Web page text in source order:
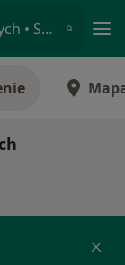
Choroby Narządów Wewnętrznych • Szczecin, zachodniopomorskie